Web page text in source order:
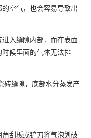
空气，也会容易导致出
入缝隙内部，而在表面
候里面的气体无法排
砖缝隙，底部水分蒸发产
刮板或铲刀将气泡划破